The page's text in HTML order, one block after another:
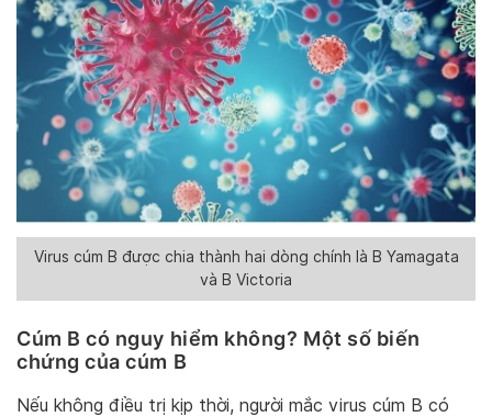
Virus cúm B được chia thành hai dòng chính là B Yamagata
và B Victoria
Cúm B có nguy hiểm không? Một số biến
chứng của cúm B
Nếu không điều trị kịp thời, người mắc virus cúm B có